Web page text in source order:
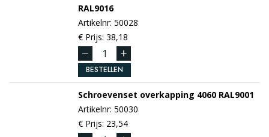
RAL9016
Artikelnr: 50028
€ Prijs: 38,18
BESTELLEN
Schroevenset overkapping 4060 RAL9001
Artikelnr: 50030
€ Prijs: 23,54